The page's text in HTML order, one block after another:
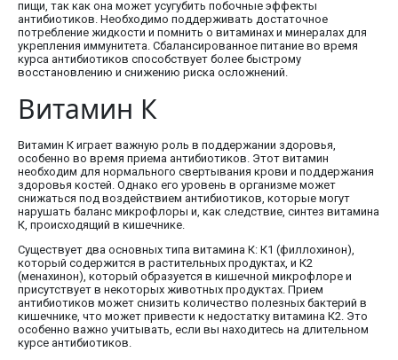
пищи, так как она может усугубить побочные эффекты
антибиотиков. Необходимо поддерживать достаточное
потребление жидкости и помнить о витаминах и минералах для
укрепления иммунитета. Сбалансированное питание во время
курса антибиотиков способствует более быстрому
восстановлению и снижению риска осложнений.
Витамин К
Витамин К играет важную роль в поддержании здоровья,
особенно во время приема антибиотиков. Этот витамин
необходим для нормального свертывания крови и поддержания
здоровья костей. Однако его уровень в организме может
снижаться под воздействием антибиотиков, которые могут
нарушать баланс микрофлоры и, как следствие, синтез витамина
К, происходящий в кишечнике.
Существует два основных типа витамина К: К1 (филлохинон),
который содержится в растительных продуктах, и К2
(менахинон), который образуется в кишечной микрофлоре и
присутствует в некоторых животных продуктах. Прием
антибиотиков может снизить количество полезных бактерий в
кишечнике, что может привести к недостатку витамина К2. Это
особенно важно учитывать, если вы находитесь на длительном
курсе антибиотиков.